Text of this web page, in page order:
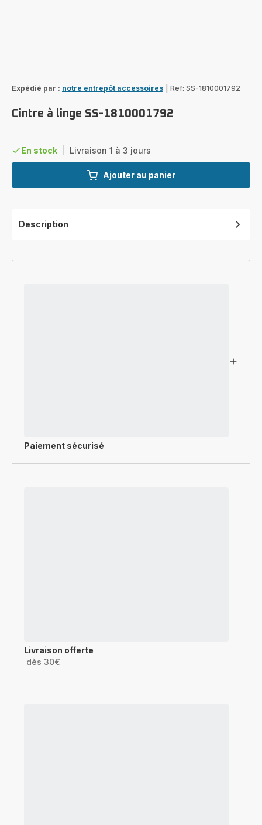
Expédié par : notre entrepôt accessoires Ref: SS-1810001792
Cintre à linge SS-1810001792
En stock Livraison 1 à 3 jours
Ajouter au panier
Description
Paiement sécurisé
Livraison offerte
dès 30€